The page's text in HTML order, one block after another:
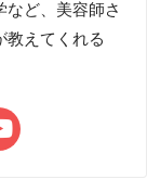
など、美容師さ
教えてくれる